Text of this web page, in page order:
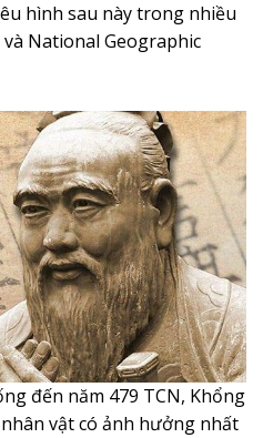
hình sau này trong nhiều
National Geographic
đến năm 479 TCN, Khổng
vật có ảnh hưởng nhất